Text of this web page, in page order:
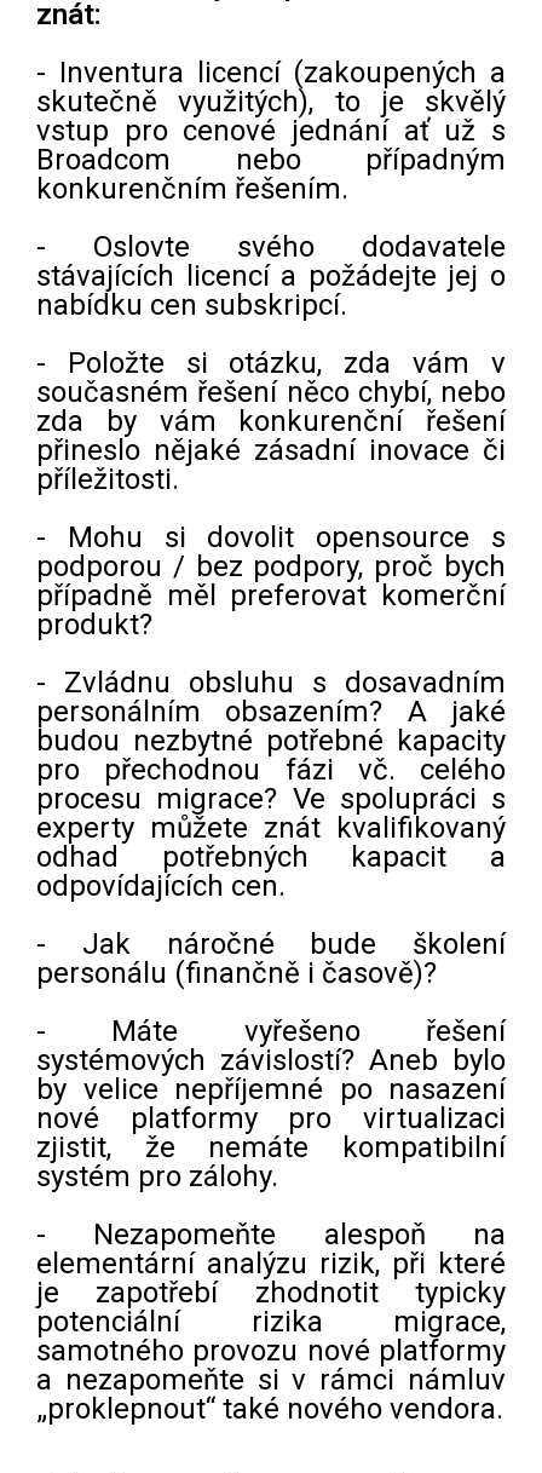
znát:
- Inventura licencí (zakoupených a
skutečně využitých), to je skvělý
vstup pro cenové jednání ať už s
Broadcom nebo případným
konkurenčním řešením.
- Oslovte svého dodavatele
stávajících licencí a požádejte jej o
nabídku cen subskripcí.
- Položte si otázku, zda vám v
současném řešení něco chybí, nebo
zda by vám konkurenční řešení
přineslo nějaké zásadní inovace či
příležitosti.
- Mohu si dovolit opensource s
podporou / bez podpory, proč bych
případně měl preferovat komerční
produkt?
- Zvládnu obsluhu s dosavadním
personálním obsazením? A jaké
budou nezbytné potřebné kapacity
pro přechodnou fázi vč. celého
procesu migrace? Ve spolupráci s
experty můžete znát kvalifikovaný
odhad potřebných kapacit a
odpovídajících cen.
- Jak náročné bude školení
personálu (finančně i časově)?
- Máte vyřešeno řešení
systémových závislostí? Aneb bylo
by velice nepříjemné po nasazení
nové platformy pro virtualizaci
zjistit, že nemáte kompatibilní
systém pro zálohy.
- Nezapomeňte alespoň na
elementární analýzu rizik, při které
je zapotřebí zhodnotit typicky
potenciální rizika migrace,
samotného provozu nové platformy
a nezapomeňte si v rámci námluv
„proklepnout“ také nového vendora.